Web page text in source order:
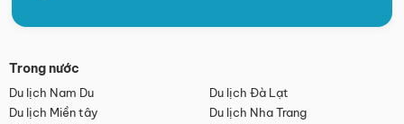
Trong nước
Du lịch Nam Du
Du lịch Đà Lạt
Du lịch Miền tây
Du lịch Nha Trang